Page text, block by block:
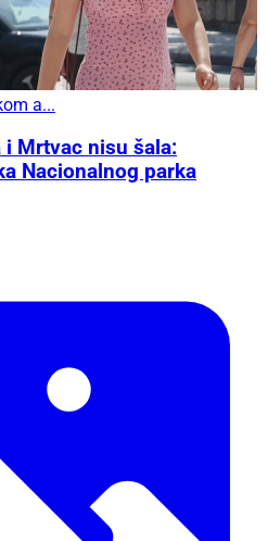
a...
i Mrtvac nisu šala:
Nacionalnog parka